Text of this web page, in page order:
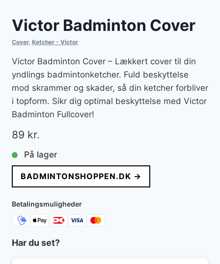
Victor Badminton Cover
Cover, Ketcher - Victor
Victor Badminton Cover – Lækkert cover til din
yndlings badmintonketcher. Fuld beskyttelse
mod skrammer og skader, så din ketcher forbliver
i topform. Sikr dig optimal beskyttelse med Victor
Badminton Fullcover!
89 kr.
På lager
BADMINTONSHOPPEN.DK →
Betalingsmuligheder
Har du set?